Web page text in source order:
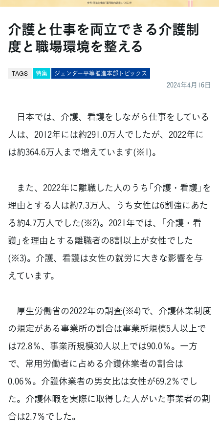
介護と仕事を両立できる介護制
度と職場環境を整える
TAGS 特集 ジェンダー平等推進本部トピックス
2024年4月16日
日本では、介護、看護をしながら仕事をしている
人は、2012年には約291.0万人でしたが、2022年に
は約364.6万人まで増えています(※1)。
また、2022年に離職した人のうち「介護・看護」を
理由とする人は約7.3万人、うち女性は6割強にあた
る約4.7万人でした(※2)。2021年では、「介護・看
護」を理由とする離職者の8割以上が女性でした
(※3)。介護、看護は女性の就労に大きな影響を与
えています。
厚生労働省の2022年の調査(※4)で、介護休業制度
の規定がある事業所の割合は事業所規模5人以上で
は72.8％、事業所規模30人以上では90.0％。一方
で、常用労働者に占める介護休業者の割合は
0.06％。介護休業者の男女比は女性が69.2％でし
た。介護休暇を実際に取得した人がいた事業者の割
合は2.7％でした。